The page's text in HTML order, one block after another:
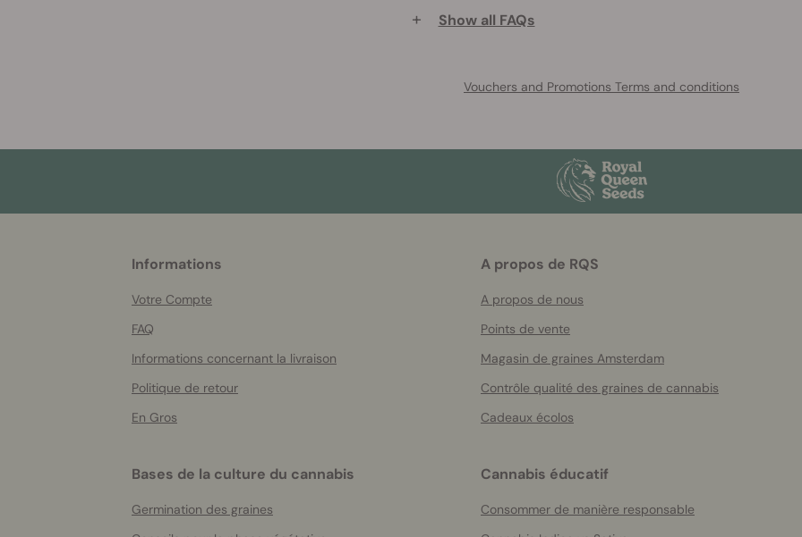
+ Show all FAQs
Vouchers and Promotions Terms and conditions
Informations
Votre Compte
FAQ
Informations concernant la livraison
Politique de retour
En Gros
A propos de RQS
A propos de nous
Points de vente
Magasin de graines Amsterdam
Contrôle qualité des graines de cannabis
Cadeaux écolos
Bases de la culture du cannabis
Germination des graines
Cannabis éducatif
Consommer de manière responsable